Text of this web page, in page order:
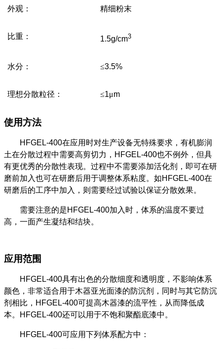
外观： 精细粉末
比重： 1.5g/cm3
水分： ≤3.5%
理想分散粒径： ≤1μm
使用方法
HFGEL-400在应用时对生产设备无特殊要求，有机膨润
土在分散过程中需要高剪切力， HFGEL-400也不例外，但具
有更优秀的分散性表现。过程中不需要添加活化剂，即可在研
磨前加入也可在研磨后用于调整体系粘度。如HFGEL-400在
研磨后的工序中加入，则需要经过试验以保证分散效果。
需要注意的是HFGEL-400加入时，体系的温度不要过
高，一面产生凝结和结块。
应用范围
HFGEL-400具有出色的分散细度和透明度，不影响体系
颜色，非常适合用于木器亚光面漆的防沉剂，同时与其它防沉
剂相比， HFGEL-400可提高木器漆的流平性，从而降低成
本。
HFGEL-400还可以用于不饱和聚酯底漆中。
HFGEL-400可应用下列体系配方中：